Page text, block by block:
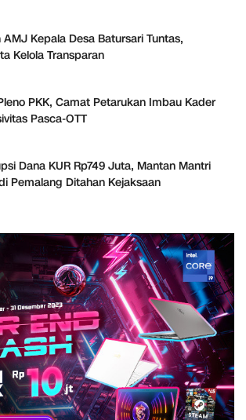
Kepala Desa Batursari Tuntas,
Kelola Transparan
PKK, Camat Petarukan Imbau Kader
Pasca-OTT
Dana KUR Rp749 Juta, Mantan Mantri
Pemalang Ditahan Kejaksaan